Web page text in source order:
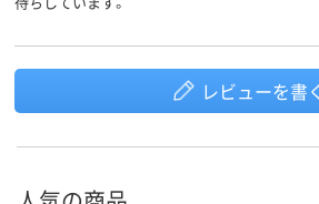
レビューを書く